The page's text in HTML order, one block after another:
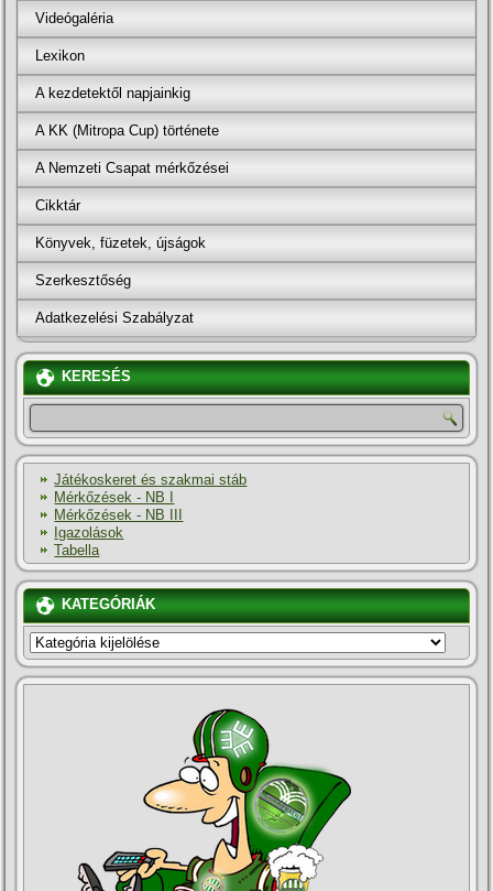
Videógaléria
Lexikon
A kezdetektől napjainkig
A KK (Mitropa Cup) története
A Nemzeti Csapat mérkőzései
Cikktár
Könyvek, füzetek, újságok
Szerkesztőség
Adatkezelési Szabályzat
KERESÉS
Játékoskeret és szakmai stáb
Mérkőzések - NB I
Mérkőzések - NB III
Igazolások
Tabella
KATEGÓRIÁK
KATEGÓRIÁK